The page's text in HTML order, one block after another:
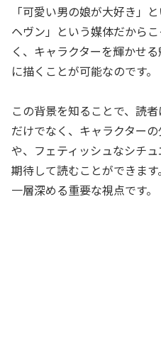
「可愛い男の娘が大好き」
ヘヴン」という媒体だから
く、キャラクターを輝かせ
に描くことが可能なのです。
この背景を知ることで、読
だけでなく、キャラクター
や、フェティッシュなシチ
期待して読むことができま
一層深める重要な視点です。